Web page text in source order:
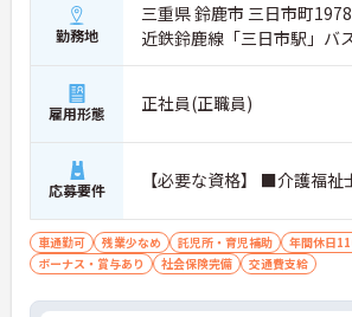
勤務地
三重県 鈴鹿市 三日市町
近鉄鈴鹿線「三日市駅」バ
雇用形態 正社員(正職員)
応募要件 【必要な資格】 ■介護福
車通勤可 残業少なめ 託児所・育児補助
年間休日
ボーナス・賞与あり
社会保険完備 交通費支給